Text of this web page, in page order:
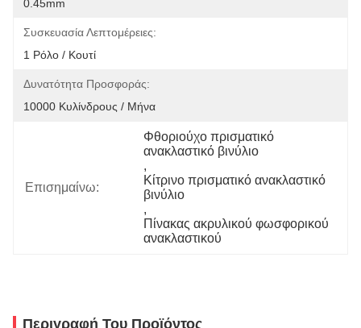
0.45mm
Συσκευασία Λεπτομέρειες:
1 Ρόλο / Κουτί
Δυνατότητα Προσφοράς:
10000 Κυλίνδρους / Μήνα
Επισημαίνω:
Φθοριούχο πρισματικό
ανακλαστικό βινύλιο
,
Κίτρινο πρισματικό ανακλαστικό
βινύλιο
,
Πίνακας ακρυλικού φωσφορικού
ανακλαστικού
Περιγραφή Του Προϊόντος